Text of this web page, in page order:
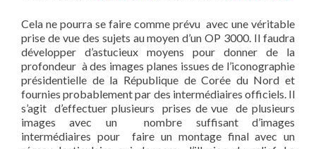
Cela ne pourra se faire comme prévu avec une véritable
prise de vue des sujets au moyen d’un OP 3000. Il faudra
développer d’astucieux moyens pour donner de la
profondeur à des images planes issues de l’iconographie
présidentielle de la République de Corée du Nord et
fournies probablement par des intermédiaires officiels. Il
s’agit d’effectuer plusieurs prises de vue de plusieurs
images avec un nombre suffisant d’images
intermédiaires pour faire un montage final avec un